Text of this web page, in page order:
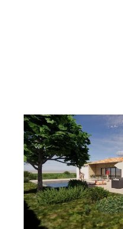
LECCI 201
130,83 m2, 4 pièces
Ref : 999
Maison à vendre
990